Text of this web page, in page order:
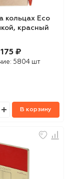
кольцах Eco
красный
175 ₽
5804 шт
В корзину